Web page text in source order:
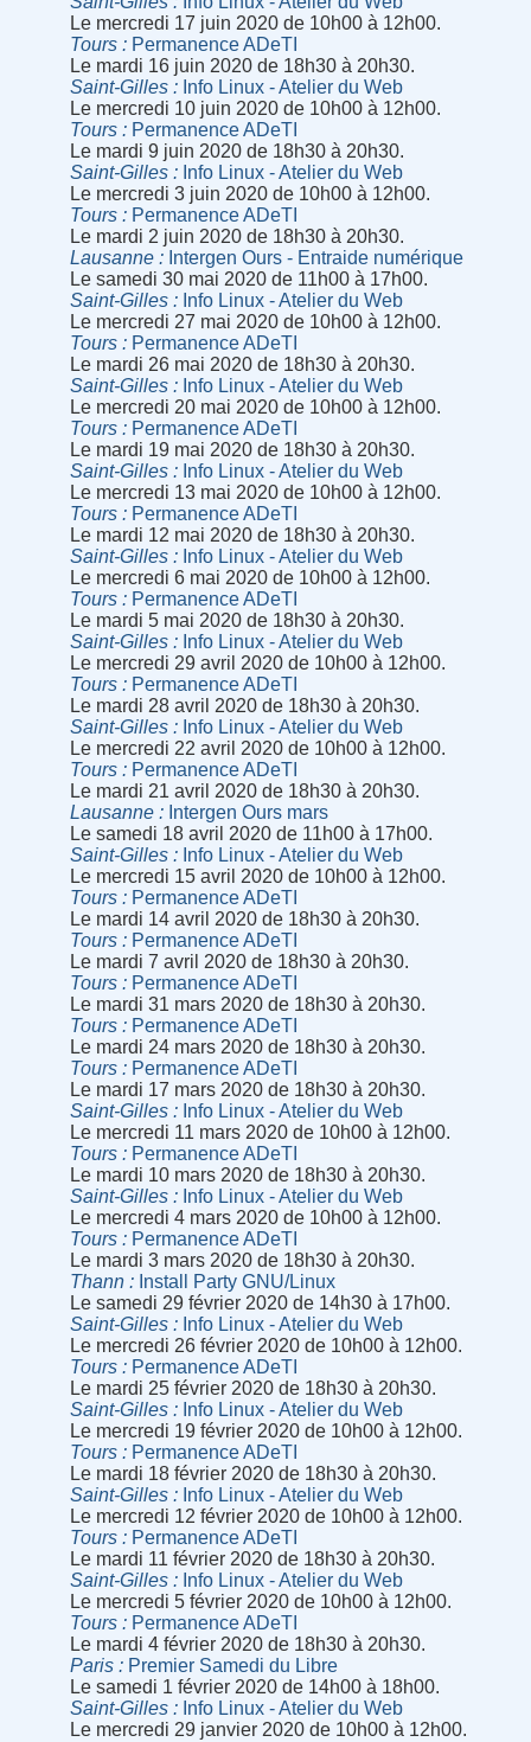
Le mercredi 17 juin 2020 de 10h00 à 12h00.
Tours
Permanence ADeTI
Le mardi 16 juin 2020 de 18h30 à 20h30.
Saint-Gilles
Info Linux - Atelier du Web
Le mercredi 10 juin 2020 de 10h00 à 12h00.
Tours
Permanence ADeTI
Le mardi 9 juin 2020 de 18h30 à 20h30.
Saint-Gilles
Info Linux - Atelier du Web
Le mercredi 3 juin 2020 de 10h00 à 12h00.
Tours
Permanence ADeTI
Le mardi 2 juin 2020 de 18h30 à 20h30.
Lausanne
Intergen Ours - Entraide numérique
Le samedi 30 mai 2020 de 11h00 à 17h00.
Saint-Gilles
Info Linux - Atelier du Web
Le mercredi 27 mai 2020 de 10h00 à 12h00.
Tours
Permanence ADeTI
Le mardi 26 mai 2020 de 18h30 à 20h30.
Saint-Gilles
Info Linux - Atelier du Web
Le mercredi 20 mai 2020 de 10h00 à 12h00.
Tours
Permanence ADeTI
Le mardi 19 mai 2020 de 18h30 à 20h30.
Saint-Gilles
Info Linux - Atelier du Web
Le mercredi 13 mai 2020 de 10h00 à 12h00.
Tours
Permanence ADeTI
Le mardi 12 mai 2020 de 18h30 à 20h30.
Saint-Gilles
Info Linux - Atelier du Web
Le mercredi 6 mai 2020 de 10h00 à 12h00.
Tours
Permanence ADeTI
Le mardi 5 mai 2020 de 18h30 à 20h30.
Saint-Gilles
Info Linux - Atelier du Web
Le mercredi 29 avril 2020 de 10h00 à 12h00.
Tours
Permanence ADeTI
Le mardi 28 avril 2020 de 18h30 à 20h30.
Saint-Gilles
Info Linux - Atelier du Web
Le mercredi 22 avril 2020 de 10h00 à 12h00.
Tours
Permanence ADeTI
Le mardi 21 avril 2020 de 18h30 à 20h30.
Lausanne
Intergen Ours mars
Le samedi 18 avril 2020 de 11h00 à 17h00.
Saint-Gilles
Info Linux - Atelier du Web
Le mercredi 15 avril 2020 de 10h00 à 12h00.
Tours
Permanence ADeTI
Le mardi 14 avril 2020 de 18h30 à 20h30.
Tours
Permanence ADeTI
Le mardi 7 avril 2020 de 18h30 à 20h30.
Tours
Permanence ADeTI
Le mardi 31 mars 2020 de 18h30 à 20h30.
Tours
Permanence ADeTI
Le mardi 24 mars 2020 de 18h30 à 20h30.
Tours
Permanence ADeTI
Le mardi 17 mars 2020 de 18h30 à 20h30.
Saint-Gilles
Info Linux - Atelier du Web
Le mercredi 11 mars 2020 de 10h00 à 12h00.
Tours
Permanence ADeTI
Le mardi 10 mars 2020 de 18h30 à 20h30.
Saint-Gilles
Info Linux - Atelier du Web
Le mercredi 4 mars 2020 de 10h00 à 12h00.
Tours
Permanence ADeTI
Le mardi 3 mars 2020 de 18h30 à 20h30.
Thann
Install Party GNU/Linux
Le samedi 29 février 2020 de 14h30 à 17h00.
Saint-Gilles
Info Linux - Atelier du Web
Le mercredi 26 février 2020 de 10h00 à 12h00.
Tours
Permanence ADeTI
Le mardi 25 février 2020 de 18h30 à 20h30.
Saint-Gilles
Info Linux - Atelier du Web
Le mercredi 19 février 2020 de 10h00 à 12h00.
Tours
Permanence ADeTI
Le mardi 18 février 2020 de 18h30 à 20h30.
Saint-Gilles
Info Linux - Atelier du Web
Le mercredi 12 février 2020 de 10h00 à 12h00.
Tours
Permanence ADeTI
Le mardi 11 février 2020 de 18h30 à 20h30.
Saint-Gilles
Info Linux - Atelier du Web
Le mercredi 5 février 2020 de 10h00 à 12h00.
Tours
Permanence ADeTI
Le mardi 4 février 2020 de 18h30 à 20h30.
Paris
Premier Samedi du Libre
Le samedi 1 février 2020 de 14h00 à 18h00.
Saint-Gilles
Info Linux - Atelier du Web
Le mercredi 29 janvier 2020 de 10h00 à 12h00.